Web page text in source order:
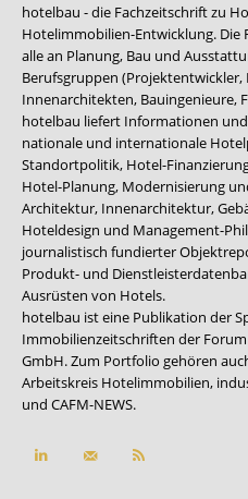
hotelbau - die Fachzeitschrift zu
Hotelimmobilien-Entwicklung. Die
alle an Planung, Bau und
Berufsgruppen
Innenarchitekten, Bauingenieure,
hotelbau liefert Informationen
nationale und internationale
Standortpolitik, Hotel-
Hotel-Planung, Modernisierung
Architektur, Innenarchitektur,
Hoteldesign und Management-
journalistisch fundierter
Produkt- und
Ausrüsten von Hotels.
hotelbau ist eine Publikation der
Immobilienzeitschriften der
GmbH. Zum Portfolio gehören
Arbeitskreis Hotelimmobilien,
und CAFM-NEWS.